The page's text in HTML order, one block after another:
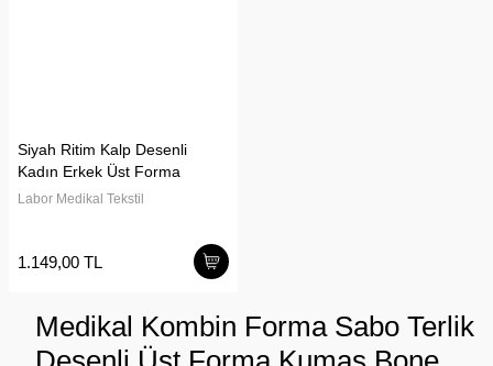
Siyah Ritim Kalp Desenli
Kadın Erkek Üst Forma
Labor Medikal Tekstil
1.149,00 TL
Medikal Kombin Forma Sabo Terlik